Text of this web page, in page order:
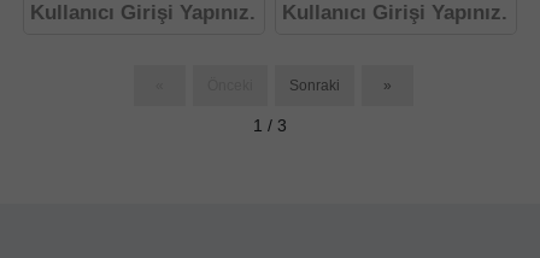
Kullanıcı Girişi Yapınız.
Kullanıcı Girişi Yapınız.
Sonraki »
1 / 3